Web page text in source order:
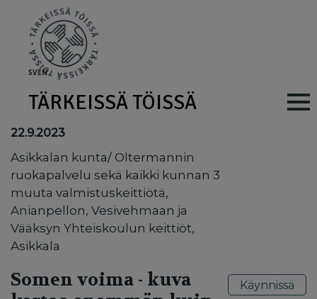
SVEN
TÄRKEISSÄ TÖISSÄ Main
22.9.2023
Asikkalan kunta/ Oltermannin
ruokapalvelu sekä kaikki kunnan 3
muuta valmistuskeittiötä,
Anianpellon, Vesivehmaan ja
Vääksyn Yhteiskoulun keittiöt,
Asikkala
Somen voima - kuva
Käynnissä